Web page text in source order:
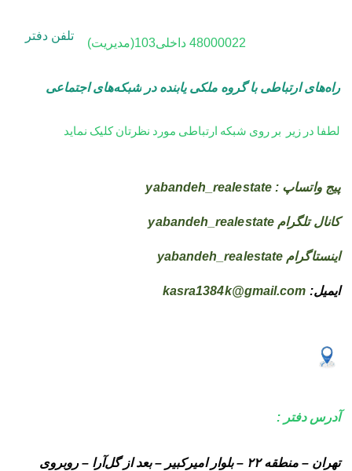
تلفن دفتر
48000022 داخلی103(مدیریت)
راه‌های ارتباطی با گروه ملکی یابنده در شبکه‌های اجتماعی
لطفا در زیر بر روی شبکه ارتباطی مورد نظرتان کلیک نماید
پیج واتساپ : yabandeh_realestate
کانال تلگرام yabandeh_realestate
اینستاگرام yabandeh_realestate
ایمیل: kasra1384k@gmail.com
آدرس دفتر :
تهران – منطقه ۲۲ – بلوار امیرکبیر – بعد از گل‌آرا – روبروی